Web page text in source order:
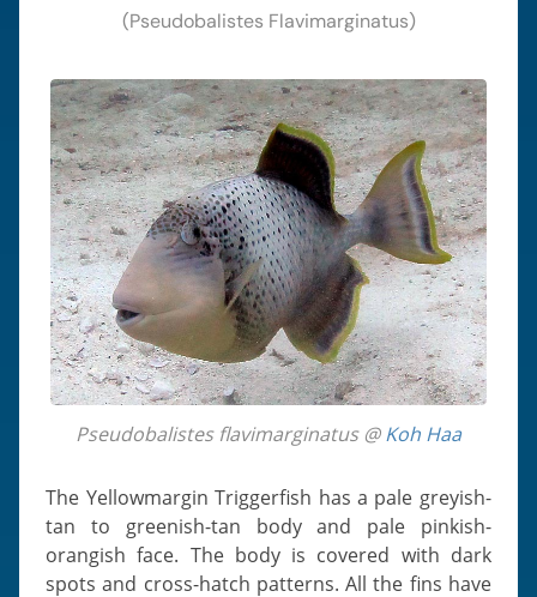
(Pseudobalistes Flavimarginatus)
Pseudobalistes flavimarginatus @Koh Haa
The Yellowmargin Triggerfish has a pale greyish-
tan to greenish-tan body and pale pinkish-
orangish face. The body is covered with dark
spots and cross-hatch patterns. All the fins have